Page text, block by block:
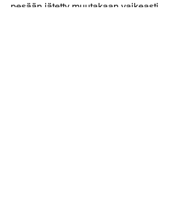
pesään jätetty muutakaan vaikeasti